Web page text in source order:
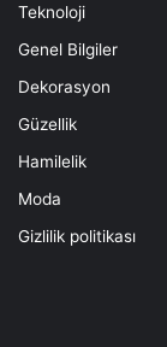
Teknoloji
Genel Bilgiler
Dekorasyon
Güzellik
Hamilelik
Moda
Gizlilik politikası